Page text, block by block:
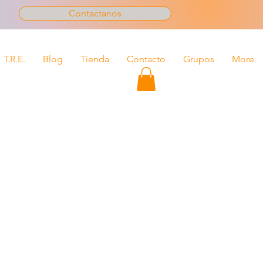
Contactanos
T.R.E. Blog Tienda Contacto Grupos More